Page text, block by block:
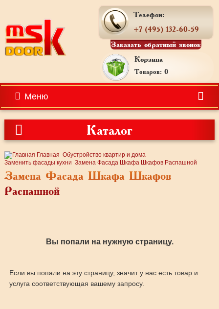
Телефон:
+7 (495) 132-60-59
Заказать обратный звонок
Корзина
Товаров: 0
Меню
Каталог
Главная Обустройство квартир и дома
Заменить фасады кухни Замена Фасада Шкафа Шкафов Распашной
Замена Фасада Шкафа Шкафов
Распашной
Вы попали на нужную страницу.
Если вы попали на эту страницу, значит у нас есть товар и
услуга соответствующая вашему запросу.